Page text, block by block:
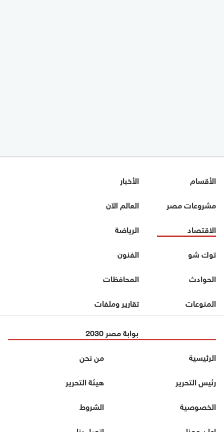
الأقسام
الأخبار
مشروعات مصر
العالم الآن
الاقتصاد
الرياضة
توك شو
الفنون
الحوادث
المحافظات
المنوعات
تقارير وملفات
بوابة مصر 2030
الرئيسية
من نحن
رئيس التحرير
هيئة التحرير
الخصوصية
الشروط